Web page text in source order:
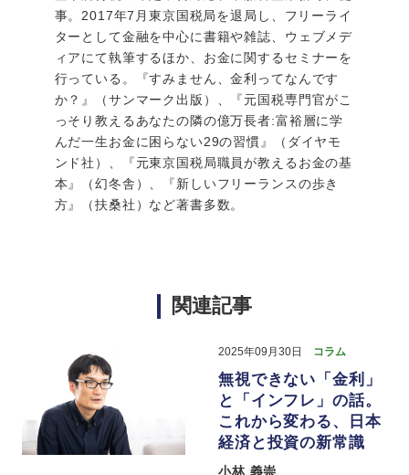
事。2017年7月東京国税局を退局し、フリーライ
ターとして金融を中心に書籍や雑誌、ウェブメデ
ィアにて執筆するほか、お金に関するセミナーを
行っている。『すみません、金利ってなんです
か？』（サンマーク出版）、『元国税専門官がこ
っそり教えるあなたの隣の億万長者:富裕層に学
んだ一生お金に困らない29の習慣』（ダイヤモ
ンド社）、『元東京国税局職員が教えるお金の基
本』（幻冬舎）、『新しいフリーランスの歩き
方』（扶桑社）など著書多数。
関連記事
2025年09月30日 コラム
無視できない「金利」
と「インフレ」の話。
これから変わる、日本
経済と投資の新常識
小林 義崇